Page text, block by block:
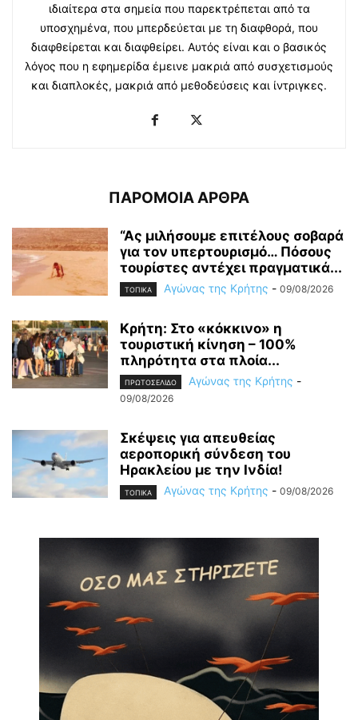
ιδιαίτερα στα σημεία που παρεκτρέπεται από τα
υποσχημένα, που μπερδεύεται με τη διαφθορά, που
διαφθείρεται και διαφθείρει. Αυτός είναι και ο βασικός
λόγος που η εφημερίδα έμεινε μακριά από συσχετισμούς
και διαπλοκές, μακριά από μεθοδεύσεις και ίντριγκες.
ΠΑΡΟΜΟΙΑ ΑΡΘΡΑ
“Ας μιλήσουμε επιτέλους σοβαρά
για τον υπερτουρισμό… Πόσους
τουρίστες αντέχει πραγματικά...
ΤΟΠΙΚΑ Αγώνας της Κρήτης - 09/08/2026
Κρήτη: Στο «κόκκινο» η
τουριστική κίνηση – 100%
πληρότητα στα πλοία...
ΠΡΩΤΟΣΕΛΙΔΟ Αγώνας της Κρήτης -
09/08/2026
Σκέψεις για απευθείας
αεροπορική σύνδεση του
Ηρακλείου με την Ινδία!
ΤΟΠΙΚΑ Αγώνας της Κρήτης - 09/08/2026